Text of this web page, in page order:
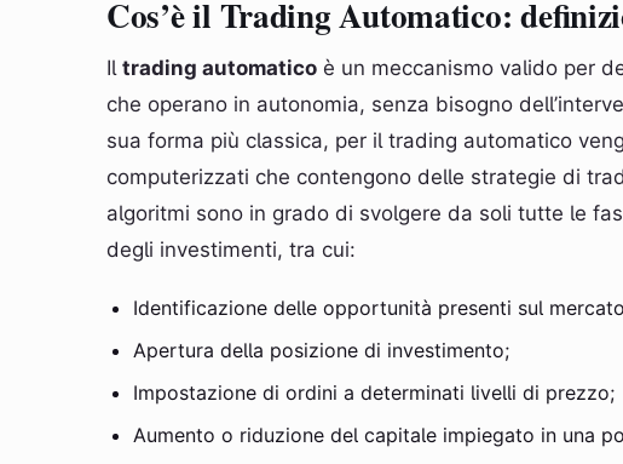
Cos’è il Trading Automatico:
Il trading automatico è un meccanismo valido per
che operano in autonomia, senza bisogno
sua forma più classica, per il trading automatico
computerizzati che contengono delle strategie di
algoritmi sono in grado di svolgere da soli tutte le
degli investimenti, tra cui:
Identificazione delle opportunità presenti sul
Apertura della posizione di investimento;
Impostazione di ordini a determinati livelli di prezzo;
Aumento o riduzione del capitale impiegato in una